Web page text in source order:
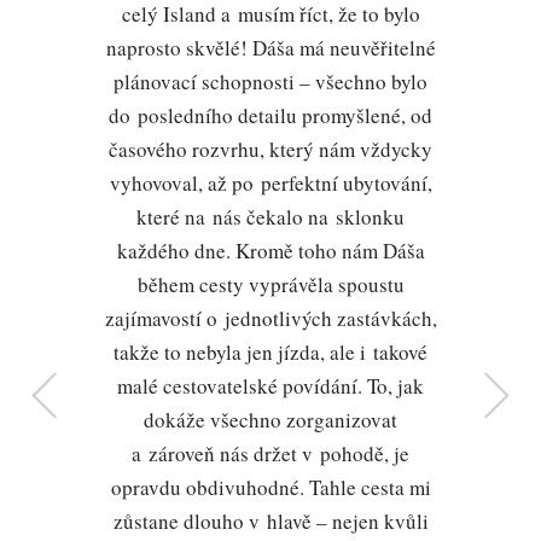
ktorý treba vidieť a zažiť. Ďakujem
za možnosť že som tam mohol byť.
Mirek
celý Island a musím říct, že to bylo
naprosto skvělé! Dáša má neuvěřitelné
plánovací schopnosti – všechno bylo
do posledního detailu promyšlené, od
časového rozvrhu, který nám vždycky
vyhovoval, až po perfektní ubytování,
které na nás čekalo na sklonku
každého dne. Kromě toho nám Dáša
během cesty vyprávěla spoustu
zajímavostí o jednotlivých zastávkách,
takže to nebyla jen jízda, ale i takové
malé cestovatelské povídání. To, jak
dokáže všechno zorganizovat
a zároveň nás držet v pohodě, je
opravdu obdivuhodné. Tahle cesta mi
zůstane dlouho v hlavě – nejen kvůli